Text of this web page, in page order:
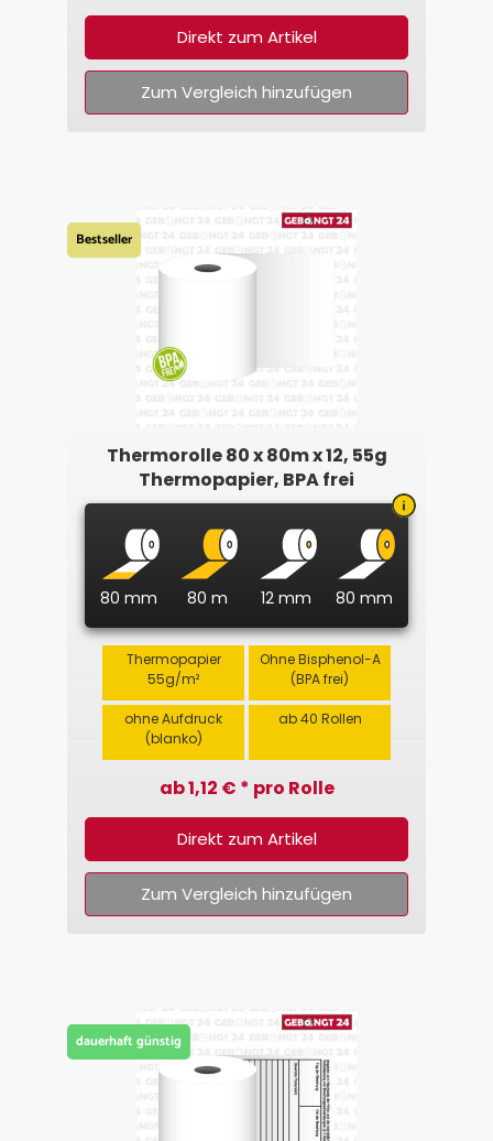
Direkt zum Artikel
Zum Vergleich hinzufügen
Bestseller
Thermorolle 80 x 80m x 12, 55g
Thermopapier, BPA frei
80 mm 80 m 12 mm 80 mm
Thermopapier
55g/m²
Ohne Bisphenol-A
(BPA frei)
ohne Aufdruck
(blanko)
ab 40 Rollen
ab 1,12 € * pro Rolle
Direkt zum Artikel
Zum Vergleich hinzufügen
dauerhaft günstig